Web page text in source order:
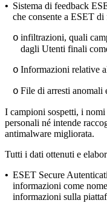
• Sistema di feedback
che consente a ESET
o infiltrazioni, quali
dagli Utenti finali
o Informazioni relative
o File di arresti anomali
I campioni sospetti, i
personali né intende
antimalware migliorata.
Tutti i dati ottenuti e
• ESET Secure
informazioni come
informazioni sulla